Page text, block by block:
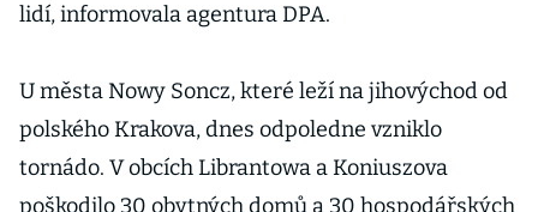
lidí, informovala agentura DPA.
U města Nowy Soncz, které leží na jihovýchod od
polského Krakova, dnes odpoledne vzniklo
tornádo. V obcích Librantowa a Koniuszova
poškodilo 30 obytných domů a 30 hospodářských